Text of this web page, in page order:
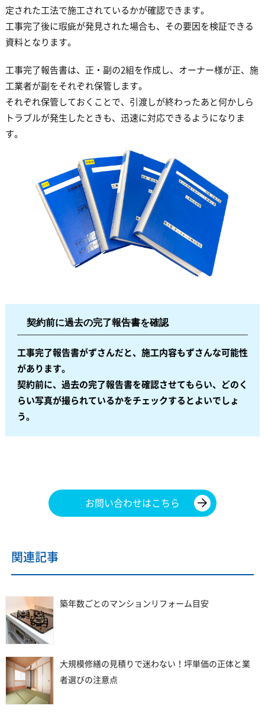
定された工法で施工されているかが確認できます。
工事完了後に瑕疵が発見された場合も、その要因を検証できる
資料となります。
工事完了報告書は、正・副の2組を作成し、オーナー様が正、施
工業者が副をそれぞれ保管します。
それぞれ保管しておくことで、引渡しが終わったあと何かしら
トラブルが発生したときも、迅速に対応できるようになりま
す。
契約前に過去の完了報告書を確認
工事完了報告書がずさんだと、施工内容もずさんな可能性
があります。
契約前に、過去の完了報告書を確認させてもらい、どのく
らい写真が撮られているかをチェックするとよいでしょ
う。
お問い合わせはこちら
関連記事
築年数ごとのマンションリフォーム目安
大規模修繕の見積りで迷わない！坪単価の正体と業
者選びの注意点